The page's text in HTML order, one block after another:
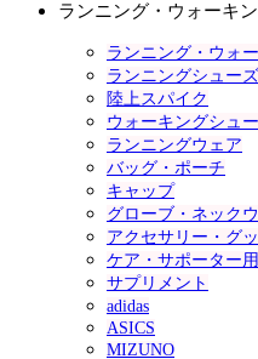
ランニング・ウォーキ
ランニング・ウォ
ランニングシューズ
陸上スパイク
ウォーキングシュ
ランニングウェア
バッグ・ポーチ
キャップ
グローブ・ネック
アクセサリー・グ
ケア・サポーター
サプリメント
adidas
ASICS
MIZUNO